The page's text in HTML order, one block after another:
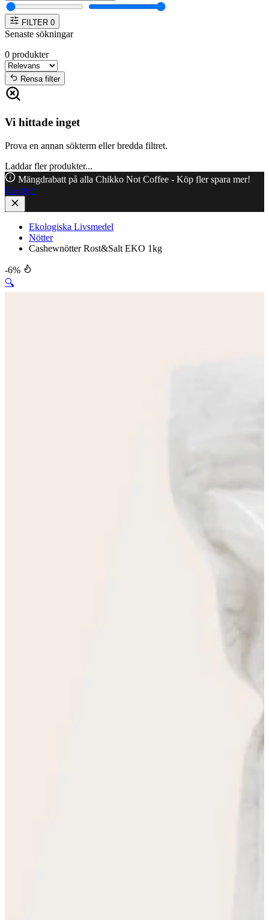
FILTER 0
Senaste sökningar
0 produkter
Rensa filter
Vi hittade inget
Prova en annan sökterm eller bredda filtret.
Laddar fler produkter...
Mängdrabatt på alla Chikko Not Coffee - Köp fler spara mer!
Läs mer
Ekologiska Livsmedel
Nötter
Cashewnötter Rost&Salt EKO 1kg
-6%
🔍